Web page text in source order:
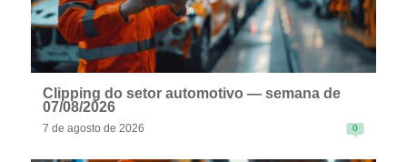
Clipping do setor automotivo — semana de
07/08/2026
7 de agosto de 2026 0